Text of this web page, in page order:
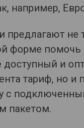
например,
предлагают не
форме помочь
доступный и
тариф, но и
с
пакетом.